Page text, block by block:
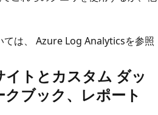
は、
Azure Log Analyticsを参照
トとカスタム ダッ
ブック、レポート